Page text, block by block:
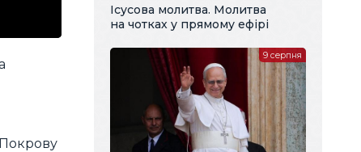
Ісусова молитва. Молитва
на чотках у прямому ефірі
9 серпня